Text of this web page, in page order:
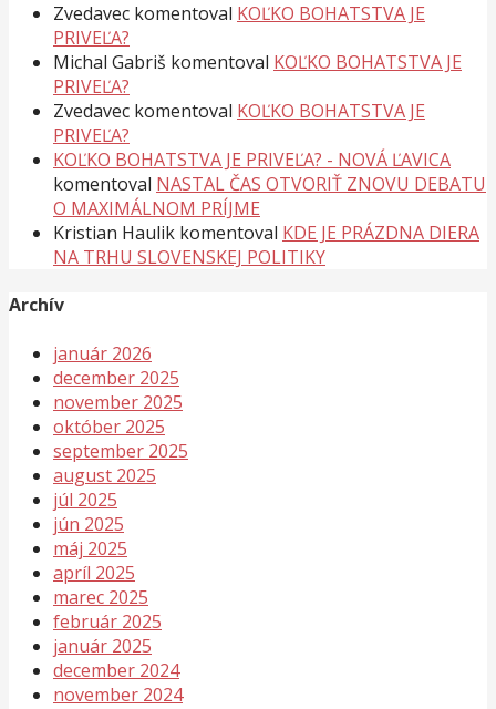
Zvedavec komentoval KOĽKO BOHATSTVA JE
PRIVEĽA?
Michal Gabriš komentoval KOĽKO BOHATSTVA JE
PRIVEĽA?
Zvedavec komentoval KOĽKO BOHATSTVA JE
PRIVEĽA?
KOĽKO BOHATSTVA JE PRIVEĽA? - NOVÁ ĽAVICA
komentoval NASTAL ČAS OTVORIŤ ZNOVU DEBATU
O MAXIMÁLNOM PRÍJME
Kristian Haulik komentoval KDE JE PRÁZDNA DIERA
NA TRHU SLOVENSKEJ POLITIKY
Archív
január 2026
december 2025
november 2025
október 2025
september 2025
august 2025
júl 2025
jún 2025
máj 2025
apríl 2025
marec 2025
február 2025
január 2025
december 2024
november 2024